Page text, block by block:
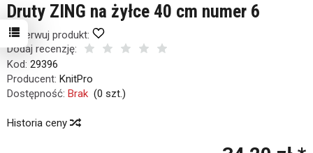
Druty ZING na żyłce 40 cm numer 6
Obserwuj produkt:
Dodaj recenzję:
Kod: 29396
Producent: KnitPro
Dostępność: Brak (0 szt.)
Historia ceny